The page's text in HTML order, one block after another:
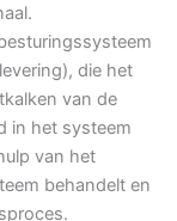
die het
van de
in het systeem
van het
behandelt en